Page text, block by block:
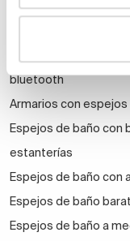
Espejos
bluetooth
Armarios con espejos
Espejos de baño con
estanterías
Espejos de baño con
Espejos de baño
Espejos de baño a